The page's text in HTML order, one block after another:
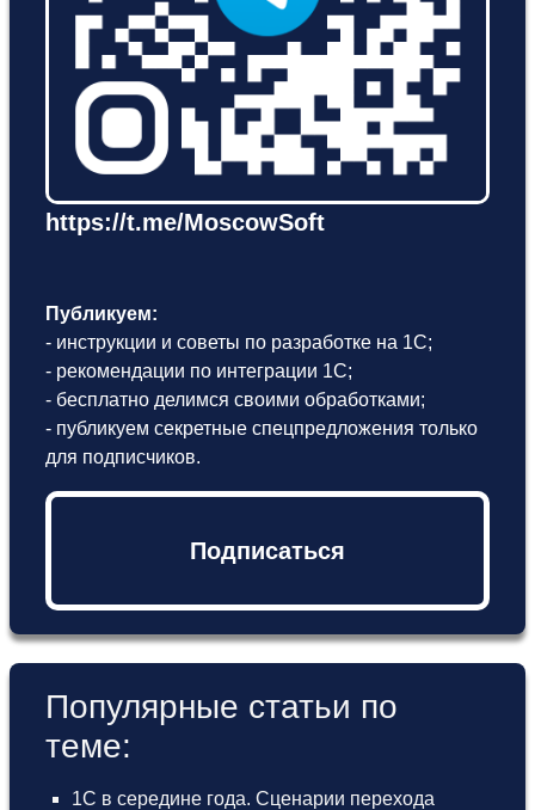
https://t.me/MoscowSoft
Публикуем:
- инструкции и советы по разработке на 1С;
- рекомендации по интеграции 1С;
- бесплатно делимся своими обработками;
- публикуем секретные спецпредложения только
для подписчиков.
Подписаться
Популярные статьи по
теме:
1С в середине года. Сценарии перехода